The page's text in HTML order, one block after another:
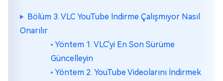
Bölüm 3. VLC YouTube İndirme Çalışmıyor Nasıl
Onarılır
Yöntem 1. VLC'yi En Son Sürüme
Güncelleyin
Yöntem 2. YouTube Videolarını İndirmek